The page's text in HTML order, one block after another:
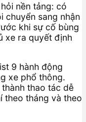
nền tảng: có
chuyển sang nhận
khi sự cố bùng
xe ra quyết định
9 hành động
xe phổ thông.
thao tác dễ
theo tháng và theo